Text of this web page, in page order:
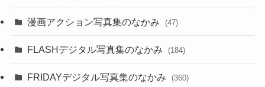
漫画アクション写真集のなかみ (47)
FLASHデジタル写真集のなかみ (184)
FRIDAYデジタル写真集のなかみ (360)